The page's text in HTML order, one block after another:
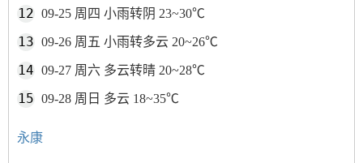
09-25 周四 小雨转阴 23~30℃
09-26 周五 小雨转多云 20~26℃
09-27 周六 多云转晴 20~28℃
09-28 周日 多云 18~35℃
永康